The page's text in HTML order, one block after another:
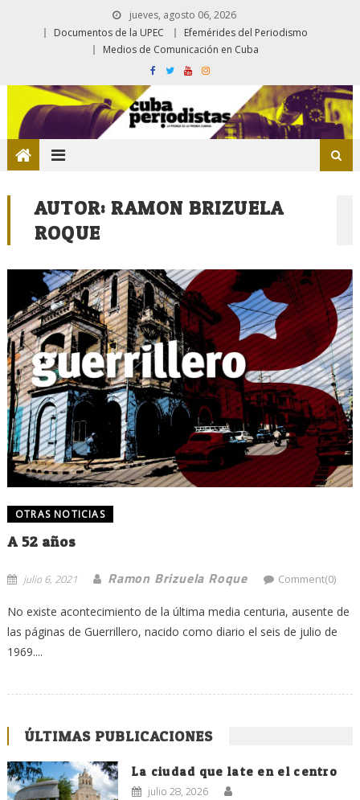
jueves, agosto 06, 2026
Documentos de la UPEC
Efemérides del Periodismo
Medios de Comunicación en Cuba
AUTOR:RAMON BRIZUELA
ROQUE
OTRAS NOTICIAS
A 52 años
julio 6, 2021 Ramon Brizuela Roque Comment(0)
No existe acontecimiento de la última media centuria, ausente de
las páginas de Guerrillero, nacido como diario el seis de julio de
1969....
ÚLTIMAS PUBLICACIONES
La ciudad que late en el centro
julio 28, 2026